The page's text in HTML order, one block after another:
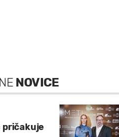
NOVICE
pričakuje